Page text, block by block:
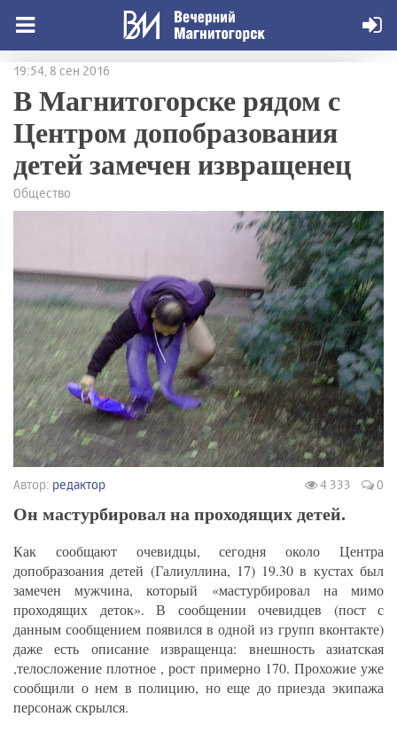
19:54, 8 сен 2016
В Магнитогорске рядом с
Центром допобразования
детей замечен извращенец
Общество
Автор: редактор 4 333 0
Он мастурбировал на проходящих детей.
Как сообщают очевидцы, сегодня около Центра
допобразоания детей (Галиуллина, 17) 19.30 в кустах был
замечен мужчина, который «мастурбировал на мимо
проходящих деток». В сообщении очевидцев (пост с
данным сообщением появился в одной из групп вконтакте)
даже есть описание извращенца: внешность азиатская
,телосложение плотное , рост примерно 170. Прохожие уже
сообщили о нем в полицию, но еще до приезда экипажа
персонаж скрылся.